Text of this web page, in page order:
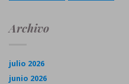
Archivo
julio 2026
junio 2026